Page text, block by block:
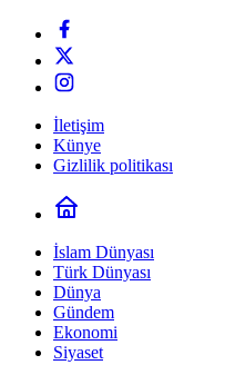
İletişim
Künye
Gizlilik politikası
İslam Dünyası
Türk Dünyası
Dünya
Gündem
Ekonomi
Siyaset